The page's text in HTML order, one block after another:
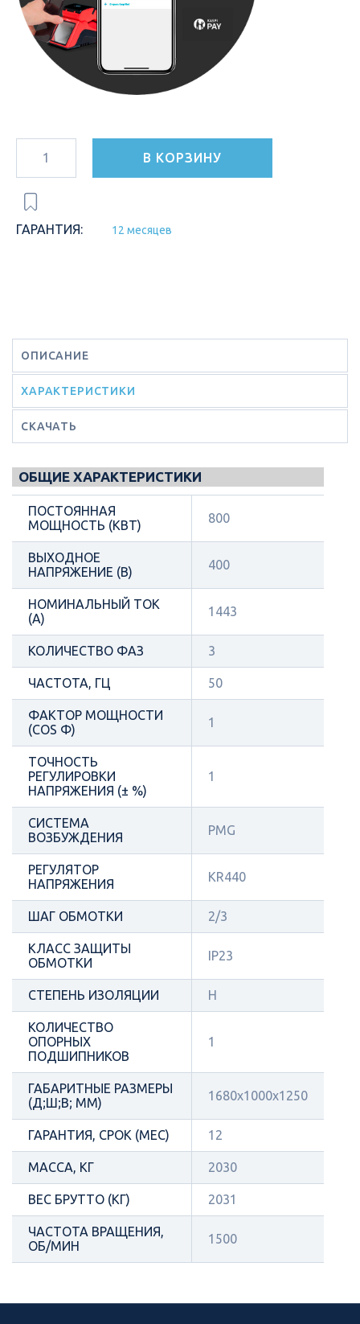
В КОРЗИНУ
ГАРАНТИЯ: 12 месяцев
ОПИСАНИЕ
ХАРАКТЕРИСТИКИ
СКАЧАТЬ
ОБЩИЕ ХАРАКТЕРИСТИКИ
ПОСТОЯННАЯ
МОЩНОСТЬ (КВТ)
800
ВЫХОДНОЕ
НАПРЯЖЕНИЕ (В)
400
НОМИНАЛЬНЫЙ ТОК
(А)
1443
КОЛИЧЕСТВО ФАЗ 3
ЧАСТОТА, ГЦ 50
ФАКТОР МОЩНОСТИ
(COS Φ)
1
ТОЧНОСТЬ
РЕГУЛИРОВКИ
НАПРЯЖЕНИЯ (± %)
1
СИСТЕМА
ВОЗБУЖДЕНИЯ
PMG
РЕГУЛЯТОР
НАПРЯЖЕНИЯ
KR440
ШАГ ОБМОТКИ 2/3
КЛАСС ЗАЩИТЫ
ОБМОТКИ
IP23
СТЕПЕНЬ ИЗОЛЯЦИИ H
КОЛИЧЕСТВО
ОПОРНЫХ
ПОДШИПНИКОВ
1
ГАБАРИТНЫЕ РАЗМЕРЫ
(Д;Ш;В; ММ)
1680x1000x1250
ГАРАНТИЯ, СРОК (МЕС) 12
МАССА, КГ 2030
ВЕС БРУТТО (КГ) 2031
ЧАСТОТА ВРАЩЕНИЯ,
ОБ/МИН
1500